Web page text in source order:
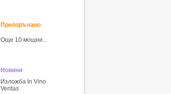
Препоръчано
Още 10 мощни...
Новини
Изложба In Vino
Veritas